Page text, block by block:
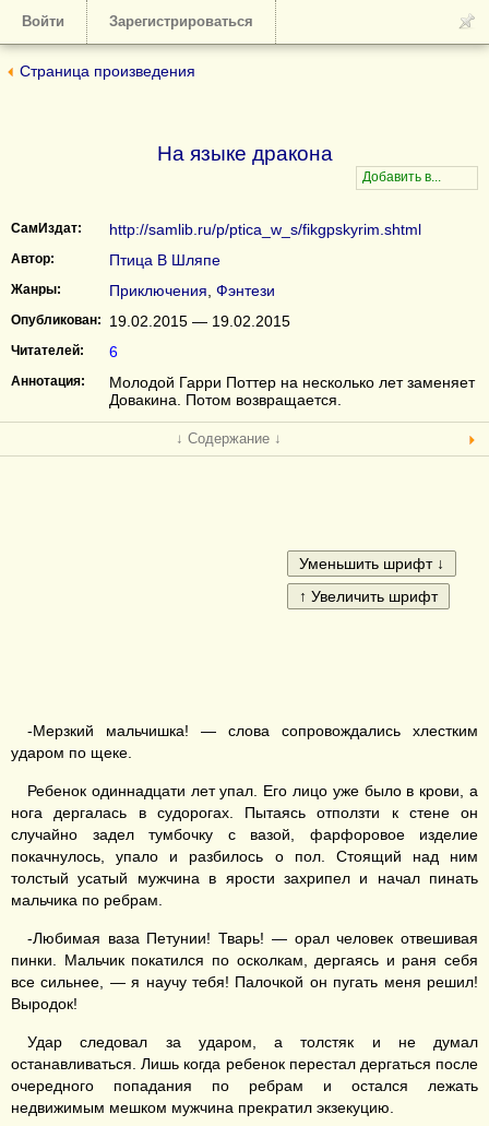
Войти Зарегистрироваться
Страница произведения
На языке дракона
СамИздат: http://samlib.ru/p/ptica_w_s/fikgpskyrim.shtml
Автор: Птица В Шляпе
Жанры: Приключения Фэнтези
Опубликован: 19.02.2015 — 19.02.2015
Читателей: 6
Аннотация:
Молодой Гарри Поттер на несколько лет заменяет
Довакина. Потом возвращается.
↓ Содержание ↓
-Мерзкий мальчишка! — слова сопровождались хлестким
ударом по щеке.
Ребенок одиннадцати лет упал. Его лицо уже было в крови, а
нога дергалась в судорогах. Пытаясь отползти к стене он
случайно задел тумбочку с вазой, фарфоровое изделие
покачнулось, упало и разбилось о пол. Стоящий над ним
толстый усатый мужчина в ярости захрипел и начал пинать
мальчика по ребрам.
-Любимая ваза Петунии! Тварь! — орал человек отвешивая
пинки. Мальчик покатился по осколкам, дергаясь и раня себя
все сильнее, — я научу тебя! Палочкой он пугать меня решил!
Выродок!
Удар следовал за ударом, а толстяк и не думал
останавливаться. Лишь когда ребенок перестал дергаться после
очередного попадания по ребрам и остался лежать
недвижимым мешком мужчина прекратил экзекуцию.